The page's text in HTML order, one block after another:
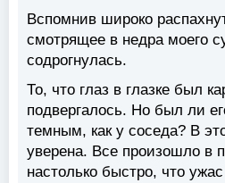
Вспомнив широко
смотрящее в недра моего
содрогнулась.
То, что глаз в глазке был
подвергалось. Но был ли
темным, как у соседа? В
уверена. Все произошло в
настолько быстро, что